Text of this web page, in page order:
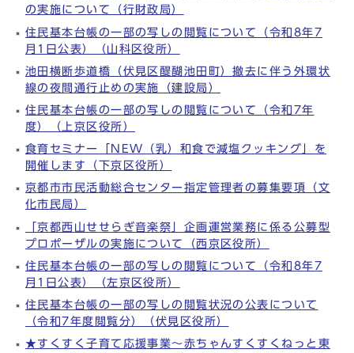
の実施について（行財政局）
住民基本台帳の一部の写しの閲覧について（令和8年7
月1日公表）（山科区役所）
池田横断歩道橋（伏見区醍醐池田町）撤去に伴う外環状
線の夜間通行止めの実施（建設局）
住民基本台帳の一部の写しの閲覧について（令和7年
度）（上京区役所）
食育セミナー「NEW（乳）和食で減塩クッキング」を
開催します（下京区役所）
京都市市民活動総合センター指定管理者の募集要項（文
化市民局）
「京都西山せせらぎ音楽祭」企画運営業務に係る公募型
プロポーザルの実施について（西京区役所）
住民基本台帳の一部の写しの閲覧について（令和8年7
月1日公表）（左京区役所）
住民基本台帳の一部の写しの閲覧状況の公表について
（令和7年度閲覧分）（伏見区役所）
★すくすく子育て応援事業～赤ちゃんすくすくねっと東